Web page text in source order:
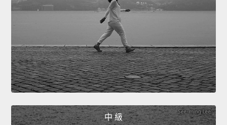
中 級